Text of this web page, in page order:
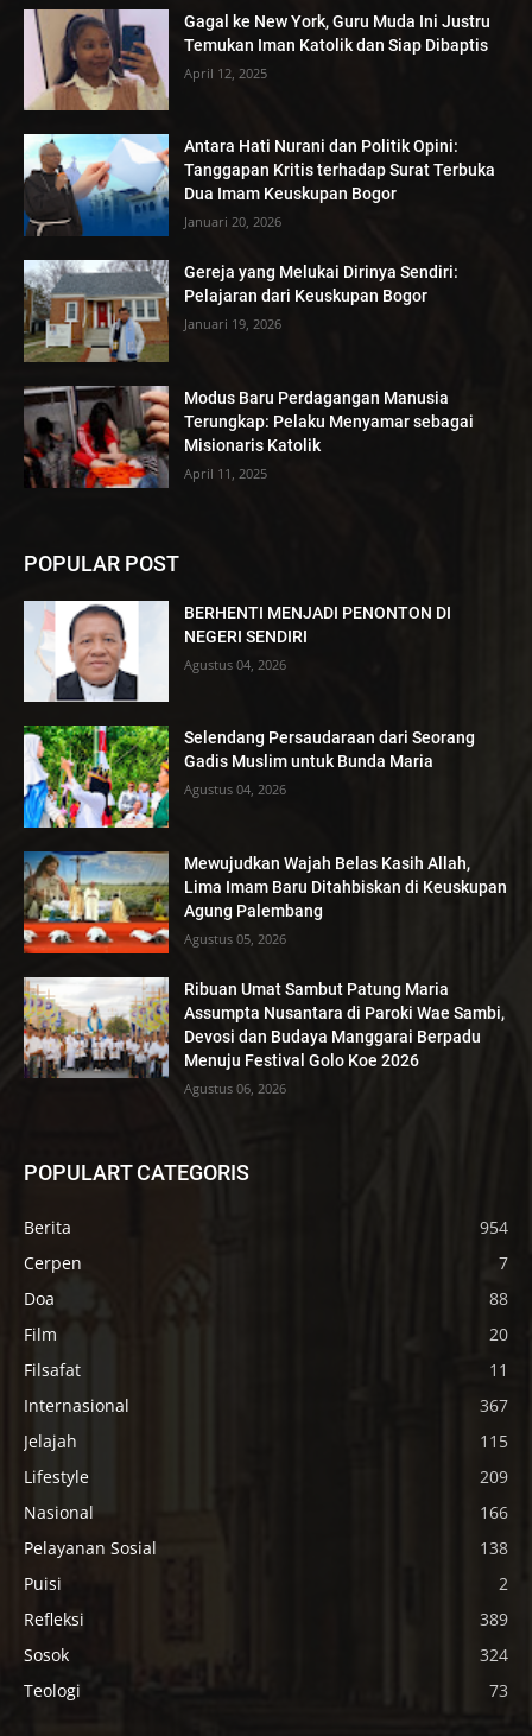
Gagal ke New York, Guru Muda Ini Justru
Temukan Iman Katolik dan Siap Dibaptis
April 12, 2025
Antara Hati Nurani dan Politik Opini:
Tanggapan Kritis terhadap Surat Terbuka
Dua Imam Keuskupan Bogor
Januari 20, 2026
Gereja yang Melukai Dirinya Sendiri:
Pelajaran dari Keuskupan Bogor
Januari 19, 2026
Modus Baru Perdagangan Manusia
Terungkap: Pelaku Menyamar sebagai
Misionaris Katolik
April 11, 2025
POPULAR POST
BERHENTI MENJADI PENONTON DI
NEGERI SENDIRI
Agustus 04, 2026
Selendang Persaudaraan dari Seorang
Gadis Muslim untuk Bunda Maria
Agustus 04, 2026
Mewujudkan Wajah Belas Kasih Allah,
Lima Imam Baru Ditahbiskan di Keuskupan
Agung Palembang
Agustus 05, 2026
Ribuan Umat Sambut Patung Maria
Assumpta Nusantara di Paroki Wae Sambi,
Devosi dan Budaya Manggarai Berpadu
Menuju Festival Golo Koe 2026
Agustus 06, 2026
POPULART CATEGORIS
Berita
954
Cerpen
7
Doa
88
Film
20
Filsafat
11
Internasional
367
Jelajah
115
Lifestyle
209
Nasional
166
Pelayanan Sosial
138
Puisi
2
Refleksi
389
Sosok
324
Teologi
73